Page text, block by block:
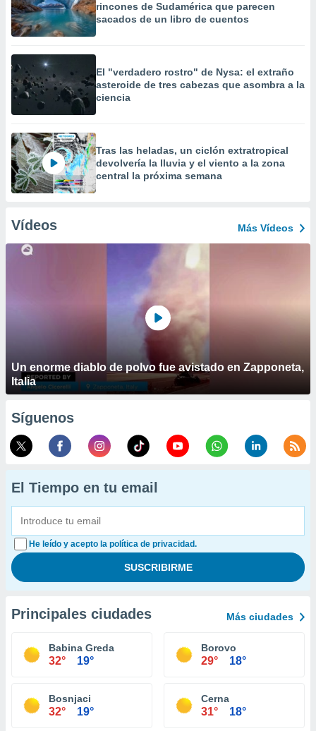
rincones de Sudamérica que parecen
sacados de un libro de cuentos
El "verdadero rostro" de Nysa: el extraño
asteroide de tres cabezas que asombra a la
ciencia
Tras las heladas, un ciclón extratropical
devolvería la lluvia y el viento a la zona
central la próxima semana
Vídeos Más Vídeos
Un enorme diablo de polvo fue avistado en Zapponeta,
Italia
Síguenos
El Tiempo en tu email
He leído y acepto la política de privacidad.
Principales ciudades Más ciudades
Babina Greda
32° 19°
Borovo
29° 18°
Bosnjaci
32° 19°
Cerna
31° 18°